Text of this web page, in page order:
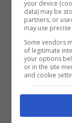
cittadina
chiuse.
rafforzati.
Anche
vicinanze
your device
data) may be
partners, or
may use
Some vendors
of legitimate
your options
or in the site
and cookie